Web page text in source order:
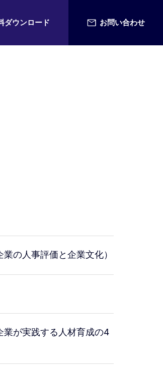
ダウンロード お問い合わせ
の人事評価と企業文化）
が実践する人材育成の4